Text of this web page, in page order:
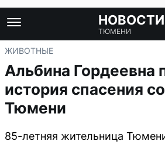
НОВОСТИ
ТЮМЕНИ
ЖИВОТНЫЕ
Альбина Гордеевна
история спасения
Тюмени
85-летняя жительница